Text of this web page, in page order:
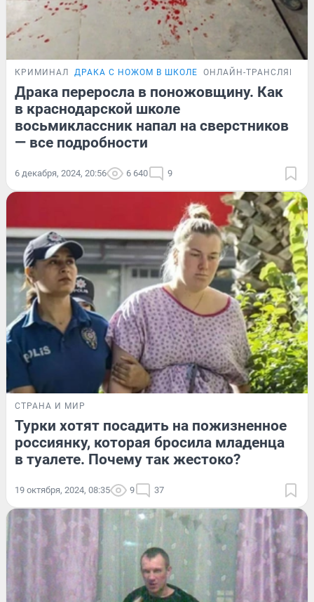
КРИМИНАЛ ДРАКА С НОЖОМ В ШКОЛЕ ОНЛАЙН-ТРАНСЛЯЦИЯ
Драка переросла в поножовщину. Как
в краснодарской школе
восьмиклассник напал на сверстников
— все подробности
6 декабря, 2024, 20:56 6 640 9
СТРАНА И МИР
Турки хотят посадить на пожизненное
россиянку, которая бросила младенца
в туалете. Почему так жестоко?
19 октября, 2024, 08:35 9 37